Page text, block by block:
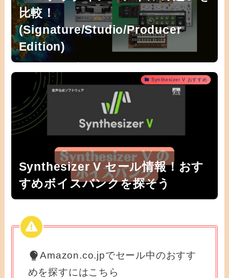
比較！
(Signature/Studio/Producer
Edition)
Synthesizer V おすすめ
Synthesizer V セール情報！おす
すめボイスバンクを探そう
Amazon.co.jpでセール中のおすす
めを探すにはこちら